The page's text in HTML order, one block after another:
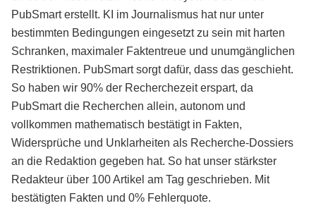
PubSmart erstellt. KI im Journalismus hat nur unter
bestimmten Bedingungen eingesetzt zu sein mit harten
Schranken, maximaler Faktentreue und unumgänglichen
Restriktionen. PubSmart sorgt dafür, dass das geschieht.
So haben wir 90% der Recherchezeit erspart, da
PubSmart die Recherchen allein, autonom und
vollkommen mathematisch bestätigt in Fakten,
Widersprüche und Unklarheiten als Recherche-Dossiers
an die Redaktion gegeben hat. So hat unser stärkster
Redakteur über 100 Artikel am Tag geschrieben. Mit
bestätigten Fakten und 0% Fehlerquote.